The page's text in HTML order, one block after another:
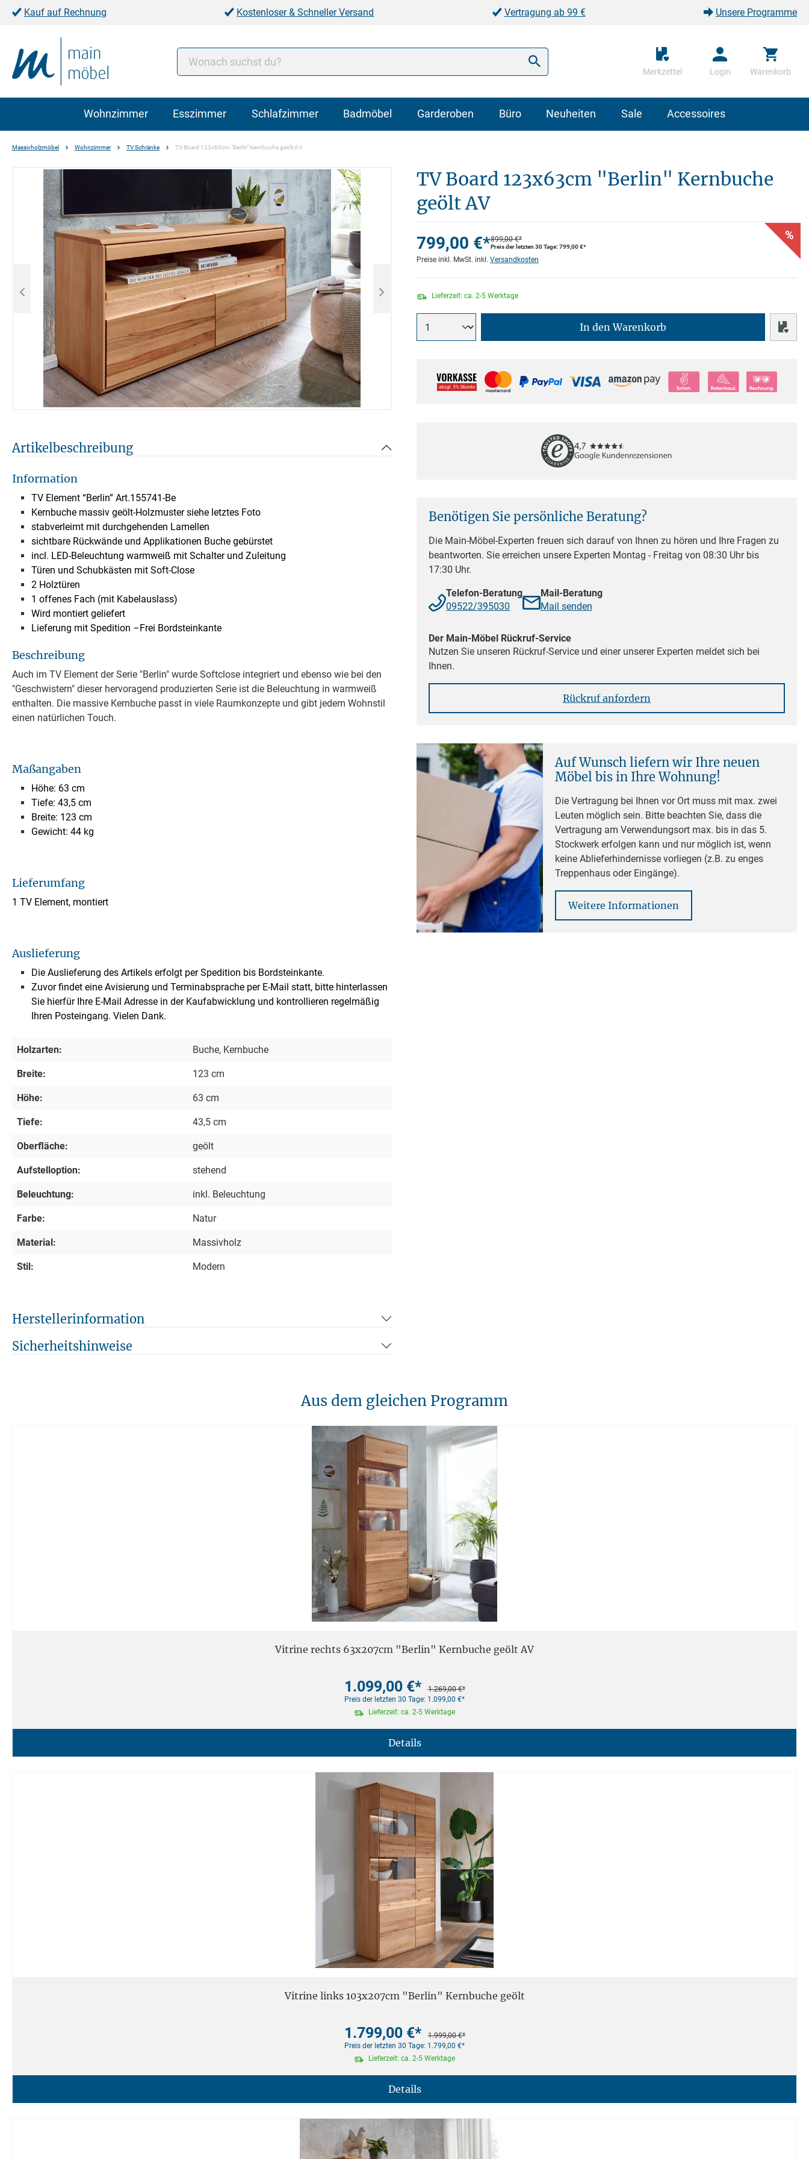
Kauf auf Rechnung Kostenloser & Schneller Versand Vertragung ab 99 € Unsere Programme
Merkzettel Login Warenkorb
Wohnzimmer Esszimmer Schlafzimmer Badmöbel Garderoben Büro Neuheiten Sale Accessoires
Massivholzmöbel Wohnzimmer TV Schränke TV Board 123x63cm "Berlin" Kernbuche geölt AV
Bildergalerie überspringen
Artikelbeschreibung
Information
TV Element “Berlin” Art.155741-Be
Kernbuche massiv geölt-Holzmuster siehe letztes Foto
stabverleimt mit durchgehenden Lamellen
sichtbare Rückwände und Applikationen Buche gebürstet
incl. LED-Beleuchtung warmweiß mit Schalter und Zuleitung
Türen und Schubkästen mit Soft-Close
2 Holztüren
1 offenes Fach (mit Kabelauslass)
Wird montiert geliefert
Lieferung mit Spedition –Frei Bordsteinkante
Beschreibung
Auch im TV Element der Serie "Berlin" wurde Softclose integriert und ebenso wie bei den
"Geschwistern" dieser hervoragend produzierten Serie ist die Beleuchtung in warmweiß
enthalten. Die massive Kernbuche passt in viele Raumkonzepte und gibt jedem Wohnstil
einen natürlichen Touch.
Maßangaben
Höhe: 63 cm
Tiefe: 43,5 cm
Breite: 123 cm
Gewicht: 44 kg
Lieferumfang
1 TV Element, montiert
Auslieferung
Die Auslieferung des Artikels erfolgt per Spedition bis Bordsteinkante.
Zuvor findet eine Avisierung und Terminabsprache per E-Mail statt, bitte hinterlassen
Sie hierfür Ihre E-Mail Adresse in der Kaufabwicklung und kontrollieren regelmäßig
Ihren Posteingang. Vielen Dank.
Holzarten: Buche, Kernbuche
Breite: 123 cm
Höhe: 63 cm
Tiefe: 43,5 cm
Oberfläche: geölt
Aufstelloption: stehend
Beleuchtung: inkl. Beleuchtung
Farbe: Natur
Material: Massivholz
Stil: Modern
Herstellerinformation
Sicherheitshinweise
TV Board 123x63cm "Berlin" Kernbuche
geölt AV
799,00 €* %
899,00 €*
Preis der letzten 30 Tage: 799,00 €*
Preise inkl. MwSt. inkl. Versandkosten
Lieferzeit: ca. 2-5 Werktage
In den Warenkorb
Benötigen Sie persönliche Beratung?
Die Main-Möbel-Experten freuen sich darauf von Ihnen zu hören und Ihre Fragen zu
beantworten. Sie erreichen unsere Experten Montag - Freitag von 08:30 Uhr bis
17:30 Uhr.
Telefon-Beratung
09522/395030
Mail-Beratung
Mail senden
Der Main-Möbel Rückruf-Service
Nutzen Sie unseren Rückruf-Service und einer unserer Experten meldet sich bei
Ihnen.
Rückruf anfordern
Auf Wunsch liefern wir Ihre neuen
Möbel bis in Ihre Wohnung!
Die Vertragung bei Ihnen vor Ort muss mit max. zwei
Leuten möglich sein. Bitte beachten Sie, dass die
Vertragung am Verwendungsort max. bis in das 5.
Stockwerk erfolgen kann und nur möglich ist, wenn
keine Ablieferhindernisse vorliegen (z.B. zu enges
Treppenhaus oder Eingänge).
Weitere Informationen
Aus dem gleichen Programm
Vitrine rechts 63x207cm "Berlin" Kernbuche geölt AV
1.099,00 €*
1.269,00 €*
Preis der letzten 30 Tage: 1.099,00 €*
Lieferzeit: ca. 2-5 Werktage
Details
Vitrine links 103x207cm "Berlin" Kernbuche geölt
1.799,00 €*
1.999,00 €*
Preis der letzten 30 Tage: 1.799,00 €*
Lieferzeit: ca. 2-5 Werktage
Details